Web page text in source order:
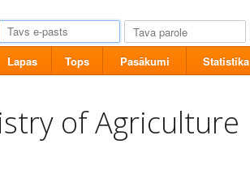
Lapas Tops Pasākumi Statistika
of Agriculture